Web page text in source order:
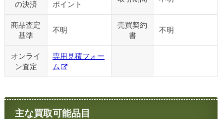
の決済 ポイント
商品査定
基準
不明
売買契約
書
不明
オンライ
ン査定
専用見積フォー
ム
主な買取可能品目